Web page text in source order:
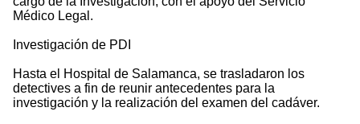
Médico Legal.
Investigación de PDI
Hasta el Hospital de Salamanca, se trasladaron los
detectives a fin de reunir antecedentes para la
investigación y la realización del examen del cadáver.